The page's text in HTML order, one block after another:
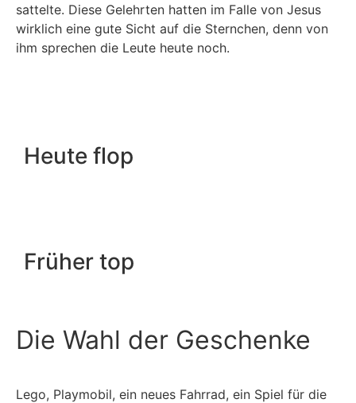
sattelte. Diese Gelehrten hatten im Falle von Jesus
wirklich eine gute Sicht auf die Sternchen, denn von
ihm sprechen die Leute heute noch.
Heute flop
Früher top
Die Wahl der Geschenke
Lego, Playmobil, ein neues Fahrrad, ein Spiel für die